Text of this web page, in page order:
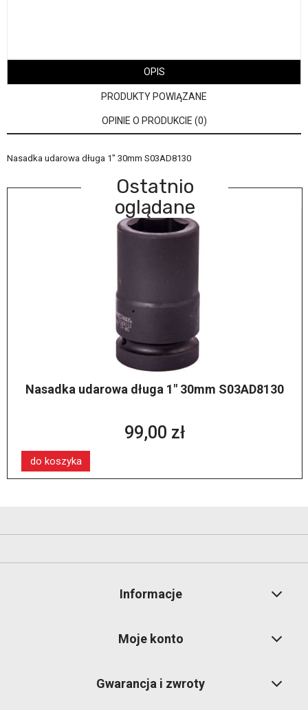
OPIS
PRODUKTY POWIĄZANE
OPINIE O PRODUKCIE (0)
Nasadka udarowa długa 1" 30mm S03AD8130
Ostatnio
oglądane
Nasadka udarowa długa 1" 30mm S03AD8130
99,00 zł
do koszyka
Informacje
Moje konto
Gwarancja i zwroty